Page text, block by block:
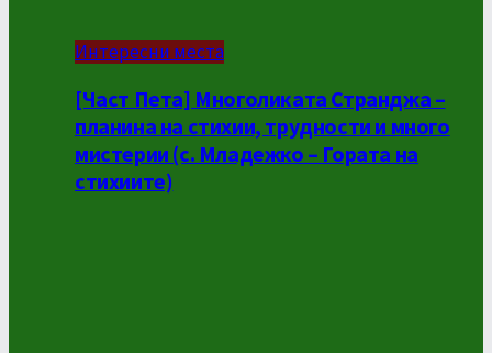
Интересни места
[Част Пета] Многоликата Странджа –
планина на стихии, трудности и много
мистерии (с. Младежко – Гората на
стихиите)